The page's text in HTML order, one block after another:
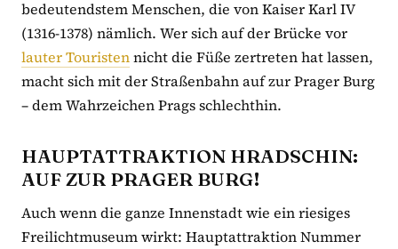
bedeutendstem Menschen, die von Kaiser Karl IV
(1316-1378) nämlich. Wer sich auf der Brücke vor
lauter Touristennicht die Füße zertreten hat lassen,
macht sich mit der Straßenbahn auf zur Prager Burg
– dem Wahrzeichen Prags schlechthin.
HAUPTATTRAKTION HRADSCHIN:
AUF ZUR PRAGER BURG!
Auch wenn die ganze Innenstadt wie ein riesiges
Freilichtmuseum wirkt: Hauptattraktion Nummer